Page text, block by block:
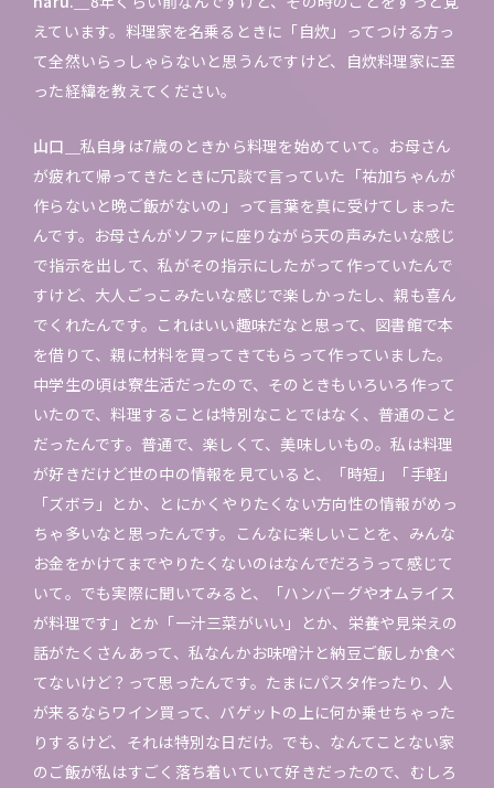
えています。料理家を名乗るときに「自炊」ってつける方っ
て全然いらっしゃらないと思うんですけど、自炊料理家に至
った経緯を教えてください。
山口＿ 私自身は7歳のときから料理を始めていて。お母さん
が疲れて帰ってきたときに冗談で言っていた「祐加ちゃんが
作らないと晩ご飯がないの」って言葉を真に受けてしまった
んです。お母さんがソファに座りながら天の声みたいな感じ
で指示を出して、私がその指示にしたがって作っていたんで
すけど、大人ごっこみたいな感じで楽しかったし、親も喜ん
でくれたんです。これはいい趣味だなと思って、図書館で本
を借りて、親に材料を買ってきてもらって作っていました。
中学生の頃は寮生活だったので、そのときもいろいろ作って
いたので、料理することは特別なことではなく、普通のこと
だったんです。普通で、楽しくて、美味しいもの。私は料理
が好きだけど世の中の情報を見ていると、「時短」「手軽」
「ズボラ」とか、とにかくやりたくない方向性の情報がめっ
ちゃ多いなと思ったんです。こんなに楽しいことを、みんな
お金をかけてまでやりたくないのはなんでだろうって感じて
いて。でも実際に聞いてみると、「ハンバーグやオムライス
が料理です」とか「一汁三菜がいい」とか、栄養や見栄えの
話がたくさんあって、私なんかお味噌汁と納豆ご飯しか食べ
てないけど？って思ったんです。たまにパスタ作ったり、人
が来るならワイン買って、バゲットの上に何か乗せちゃった
りするけど、それは特別な日だけ。でも、なんてことない家
のご飯が私はすごく落ち着いていて好きだったので、むしろ